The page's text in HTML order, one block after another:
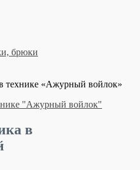
брюки
технике «Ажурный войлок»
в